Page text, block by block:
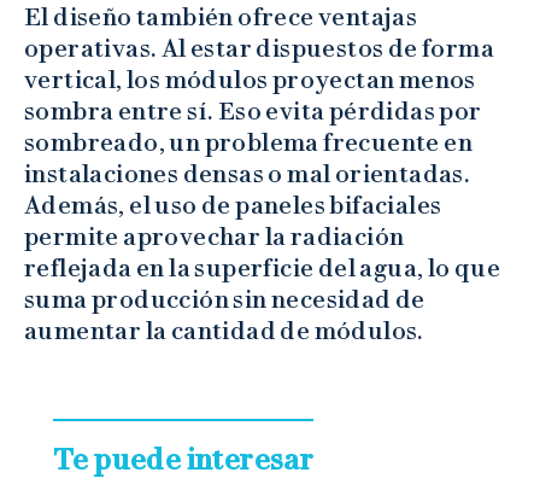
El diseño también ofrece ventajas
operativas. Al estar dispuestos de forma
vertical, los módulos proyectan menos
sombra entre sí. Eso evita pérdidas por
sombreado, un problema frecuente en
instalaciones densas o mal orientadas.
Además, el uso de paneles bifaciales
permite aprovechar la radiación
reflejada en la superficie del agua, lo que
suma producción sin necesidad de
aumentar la cantidad de módulos.
Te puede interesar